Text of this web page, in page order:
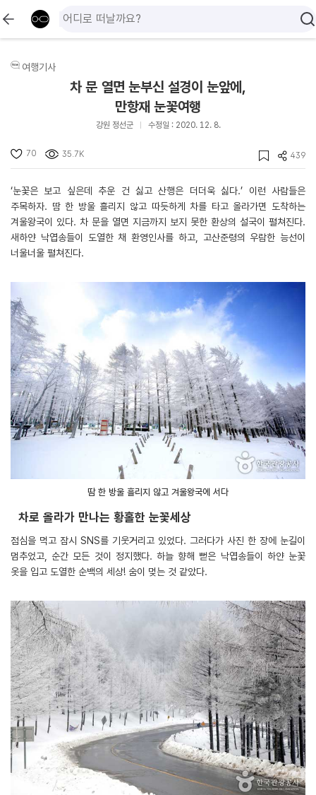
여행기사
차 문 열면 눈부신 설경이 눈앞에,
만항재 눈꽃여행
강원 정선군 수정일 : 2020. 12. 8.
70 35.7K 439
‘눈꽃은 보고 싶은데 추운 건 싫고 산행은 더더욱 싫다.’ 이런 사람들은
주목하자. 땀 한 방울 흘리지 않고 따듯하게 차를 타고 올라가면 도착하는
겨울왕국이 있다. 차 문을 열면 지금까지 보지 못한 환상의 설국이 펼쳐진다.
새하얀 낙엽송들이 도열한 채 환영인사를 하고, 고산준령의 우람한 능선이
너울너울 펼쳐진다.
땀 한 방울 흘리지 않고 겨울왕국에 서다
차로 올라가 만나는 황홀한 눈꽃세상
점심을 먹고 잠시 SNS를 기웃거리고 있었다. 그러다가 사진 한 장에 눈길이
멈추었고, 순간 모든 것이 정지했다. 하늘 향해 뻗은 낙엽송들이 하얀 눈꽃
옷을 입고 도열한 순백의 세상! 숨이 멎는 것 같았다.